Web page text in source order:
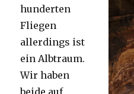
hunderten
Fliegen
allerdings ist
ein Albtraum.
Wir haben
beide auf